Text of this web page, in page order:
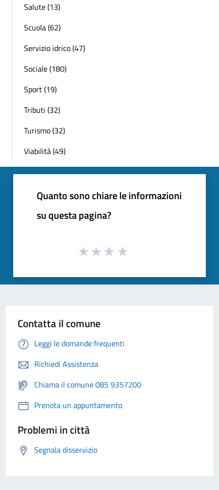
Salute (13)
Scuola (62)
Servizio idrico (47)
Sociale (180)
Sport (19)
Tributi (32)
Turismo (32)
Viabilità (49)
Quanto sono chiare le informazioni
su questa pagina?
Contatta il comune
Leggi le domande frequenti
Richiedi Assistenza
Chiama il comune 085 9357200
Prenota un appuntamento
Problemi in città
Segnala disservizio